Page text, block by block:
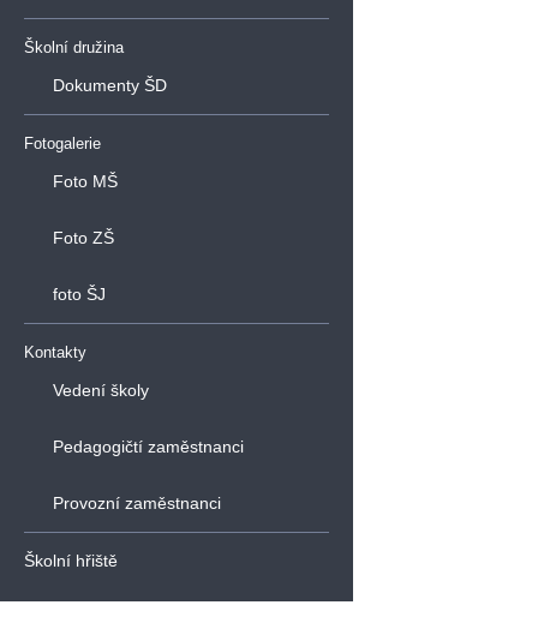
Školní družina
Dokumenty ŠD
Fotogalerie
Foto MŠ
Foto ZŠ
foto ŠJ
Kontakty
Vedení školy
Pedagogičtí zaměstnanci
Provozní zaměstnanci
Školní hřiště